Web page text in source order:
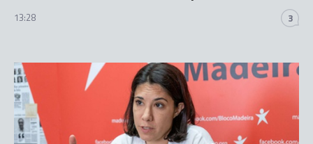
13:28 3